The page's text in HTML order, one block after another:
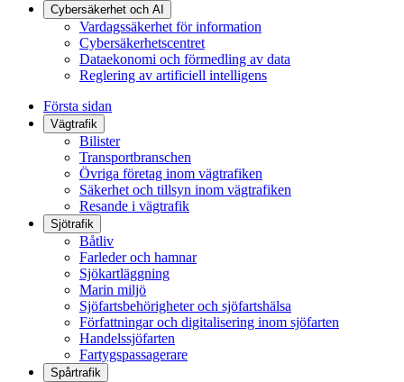
Cybersäkerhet och AI
Vardagssäkerhet för information
Cybersäkerhetscentret
Dataekonomi och förmedling av data
Reglering av artificiell intelligens
Första sidan
Vägtrafik
Bilister
Transportbranschen
Övriga företag inom vägtrafiken
Säkerhet och tillsyn inom vägtrafiken
Resande i vägtrafik
Sjötrafik
Båtliv
Farleder och hamnar
Sjökartläggning
Marin miljö
Sjöfartsbehörigheter och sjöfartshälsa
Författningar och digitalisering inom sjöfarten
Handelssjöfarten
Fartygspassagerare
Spårtrafik